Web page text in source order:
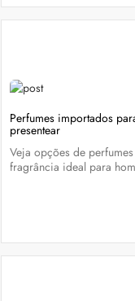
Perfumes importados
presentear
Veja opções de
fragrância ideal para